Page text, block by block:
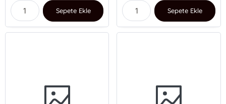
Sepete Ekle Sepete Ekle